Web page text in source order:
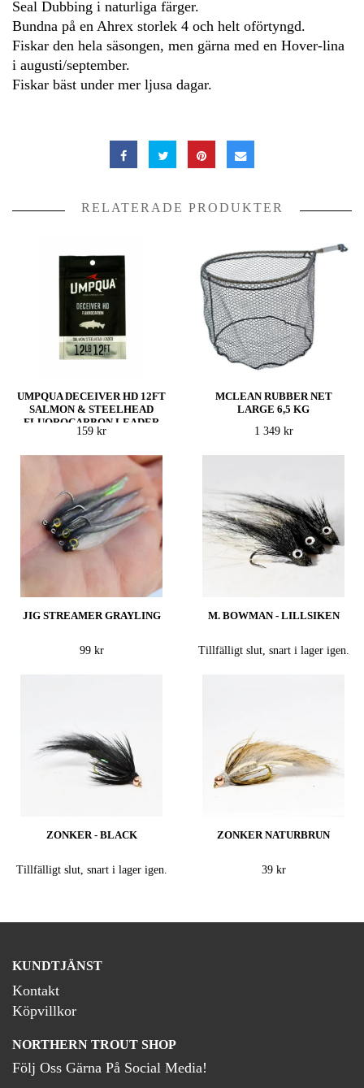
Seal Dubbing i naturliga färger.
Bundna på en Ahrex storlek 4 och helt oförtyngd.
Fiskar den hela säsongen, men gärna med en Hover-lina
i augusti/september.
Fiskar bäst under mer ljusa dagar.
RELATERADE PRODUKTER
UMPQUA DECEIVER HD 12FT
SALMON & STEELHEAD
FLUOROCARBON LEADER
159 kr
MCLEAN RUBBER NET
LARGE 6,5 KG
1 349 kr
JIG STREAMER GRAYLING
99 kr
M. BOWMAN - LILLSIKEN
Tillfälligt slut, snart i lager igen.
ZONKER - BLACK
Tillfälligt slut, snart i lager igen.
ZONKER NATURBRUN
39 kr
KUNDTJÄNST
Kontakt
Köpvillkor
NORTHERN TROUT SHOP
Följ Oss Gärna På Social Media!